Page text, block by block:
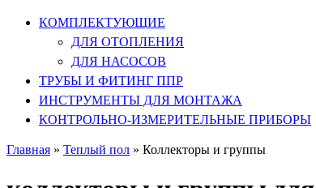
КОМПЛЕКТУЮЩИЕ
ДЛЯ ОТОПЛЕНИЯ
ДЛЯ НАСОСОВ
ТРУБЫ И ФИТИНГ ППР
ИНСТРУМЕНТЫ ДЛЯ МОНТАЖА
КОНТРОЛЬНО-ИЗМЕРИТЕЛЬНЫЕ ПРИБОРЫ
Главная » Теплый пол » Коллекторы и группы